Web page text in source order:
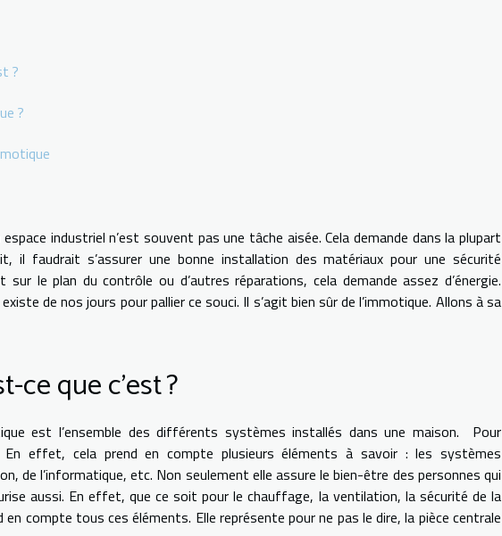
?
?
industriel n’est souvent pas une tâche aisée. Cela demande dans la plupart
il faudrait s’assurer une bonne installation des matériaux pour une sécurité
le plan du contrôle ou d’autres réparations, cela demande assez d’énergie.
de nos jours pour pallier ce souci. Il s’agit bien sûr de l’immotique. Allons à sa
ce que c’est ?
est l’ensemble des différents systèmes installés dans une maison. Pour
En effet, cela prend en compte plusieurs éléments à savoir : les systèmes
de l’informatique, etc. Non seulement elle assure le bien-être des personnes qui
aussi. En effet, que ce soit pour le chauffage, la ventilation, la sécurité de la
compte tous ces éléments. Elle représente pour ne pas le dire, la pièce centrale